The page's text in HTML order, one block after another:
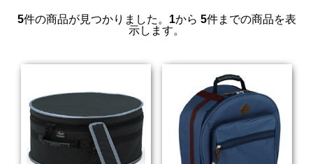
5件の商品が見つかりました。 1から 5件までの商品を表
示します。